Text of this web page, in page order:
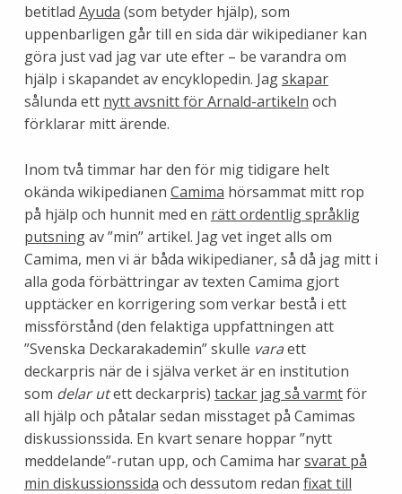
betitlad Ayuda (som betyder hjälp), som
uppenbarligen går till en sida där wikipedianer kan
göra just vad jag var ute efter – be varandra om
hjälp i skapandet av encyklopedin. Jagskapar
sålunda ett nytt avsnitt för Arnald-artikeln och
förklarar mitt ärende.
Inom två timmar har den för mig tidigare helt
okända wikipedianen Camima hörsammat mitt rop
på hjälp och hunnit med en rätt ordentlig språklig
putsningav ”min” artikel. Jag vet inget alls om
Camima, men vi är båda wikipedianer, så då jag mitt i
alla goda förbättringar av texten Camima gjort
upptäcker en korrigering som verkar bestå i ett
missförstånd (den felaktiga uppfattningen att
”Svenska Deckarakademin” skulle varaett
deckarpris när de i själva verket är en institution
som delar utett deckarpris) tackar jag så varmtför
all hjälp och påtalar sedan misstaget på Camimas
diskussionssida. En kvart senare hoppar ”nytt
meddelande”-rutan upp, och Camima harsvarat på
min diskussionssida och dessutom redan fixat till